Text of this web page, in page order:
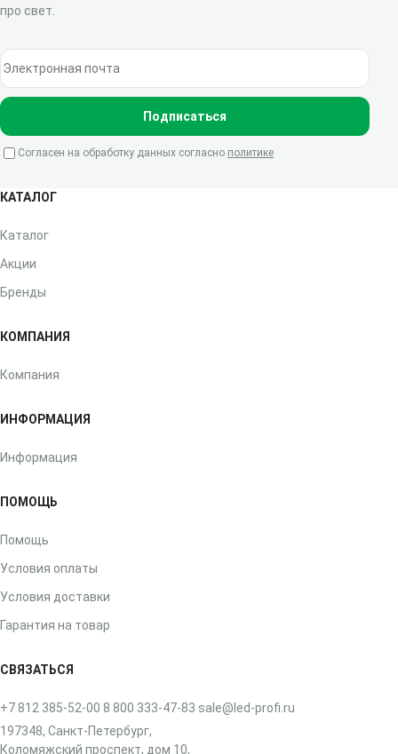
про свет.
Электронная почта
Подписаться
Согласен на обработку данных согласно политике
КАТАЛОГ
Каталог
Акции
Бренды
КОМПАНИЯ
Компания
ИНФОРМАЦИЯ
Информация
ПОМОЩЬ
Помощь
Условия оплаты
Условия доставки
Гарантия на товар
СВЯЗАТЬСЯ
+7 812 385-52-00 8 800 333-47-83 sale@led-profi.ru
197348, Санкт-Петербург,
Коломяжский проспект, дом 10,